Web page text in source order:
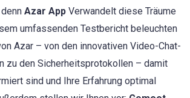
Azar App Verwandelt diese Träume
umfassenden Testbericht beleuchten
Azar – von den innovativen Video-Chat-
zu den Sicherheitsprotokollen – damit
sind und Ihre Erfahrung optimal